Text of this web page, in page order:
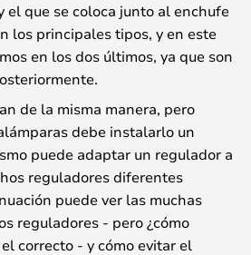
el que se coloca junto al enchufe
los principales tipos, y en este
en los dos últimos, ya que son
de la misma manera, pero
debe instalarlo un
puede adaptar un regulador a
reguladores diferentes
puede ver las muchas
reguladores - pero ¿cómo
correcto - y cómo evitar el